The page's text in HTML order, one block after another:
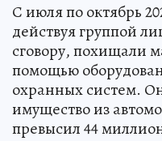
С июля по октябрь
действуя группой
сговору, похищали
помощью
охранных систем.
имущество из
превысил 44